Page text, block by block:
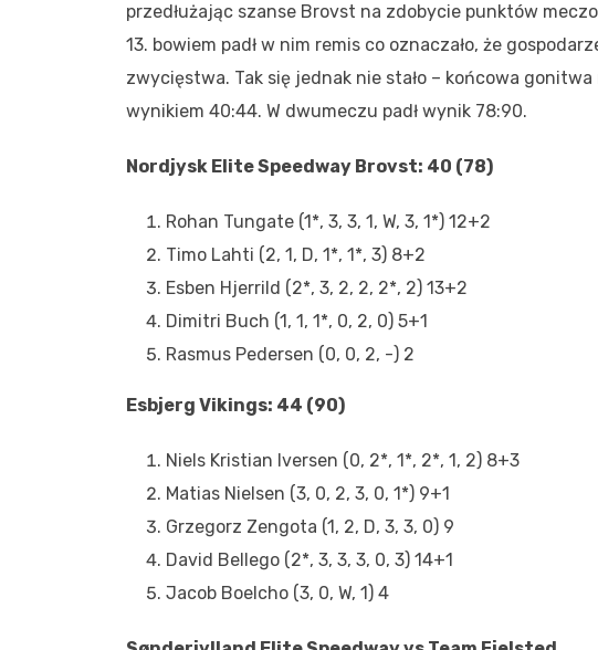
przedłużając szanse Brovst na zdobycie punktów
13. bowiem padł w nim remis co oznaczało, że
zwycięstwa. Tak się jednak nie stało – końcowa
wynikiem 40:44. W dwumeczu padł wynik 78:90.
Nordjysk Elite Speedway Brovst: 40 (78)
Rohan Tungate (1*, 3, 3, 1, W, 3, 1*) 12+2
Timo Lahti (2, 1, D, 1*, 1*, 3) 8+2
Esben Hjerrild (2*, 3, 2, 2, 2*, 2) 13+2
Dimitri Buch (1, 1, 1*, 0, 2, 0) 5+1
Rasmus Pedersen (0, 0, 2, -) 2
Esbjerg Vikings: 44 (90)
Niels Kristian Iversen (0, 2*, 1*, 2*, 1, 2) 8+3
Matias Nielsen (3, 0, 2, 3, 0, 1*) 9+1
Grzegorz Zengota (1, 2, D, 3, 3, 0) 9
David Bellego (2*, 3, 3, 3, 0, 3) 14+1
Jacob Boelcho (3, 0, W, 1) 4